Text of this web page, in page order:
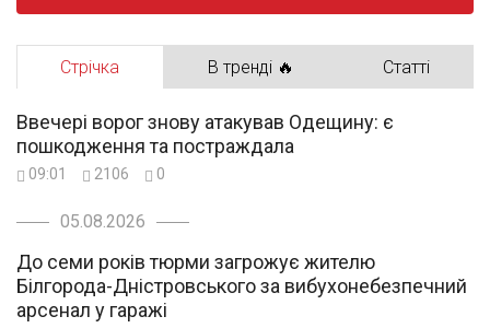
Стрічка В тренді 🔥 Статті
Ввечері ворог знову атакував Одещину: є
пошкодження та постраждала
09:01 2106 0
05.08.2026
До семи років тюрми загрожує жителю
Білгорода-Дністровського за вибухонебезпечний
арсенал у гаражі